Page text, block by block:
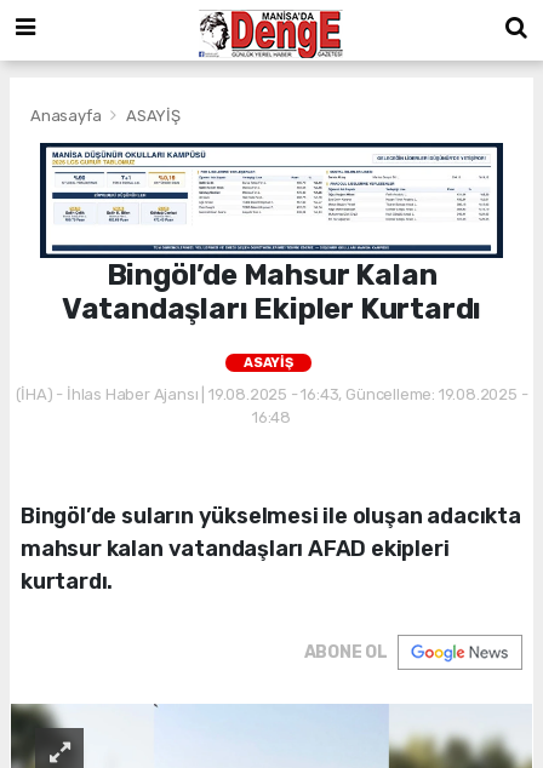
Anasayfa ASAYİŞ
Bingöl’de Mahsur Kalan
Vatandaşları Ekipler Kurtardı
ASAYİŞ
(İHA) - İhlas Haber Ajansı | 19.08.2025 - 16:43, Güncelleme: 19.08.2025 -
16:48
Bingöl’de suların yükselmesi ile oluşan adacıkta
mahsur kalan vatandaşları AFAD ekipleri
kurtardı.
ABONE OL